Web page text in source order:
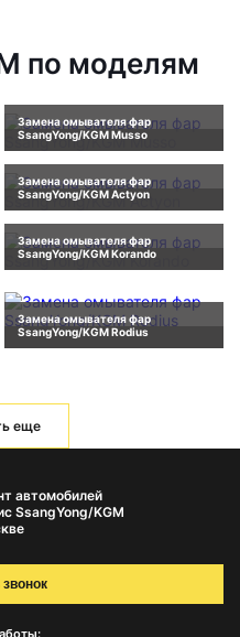
по моделям
Замена омывателя фар
SsangYong/KGM Musso
Замена омывателя фар
SsangYong/KGM Actyon
Замена омывателя фар
SsangYong/KGM Korando
Замена омывателя фар
SsangYong/KGM Rodius
еще
автомобилей
SsangYong/KGM